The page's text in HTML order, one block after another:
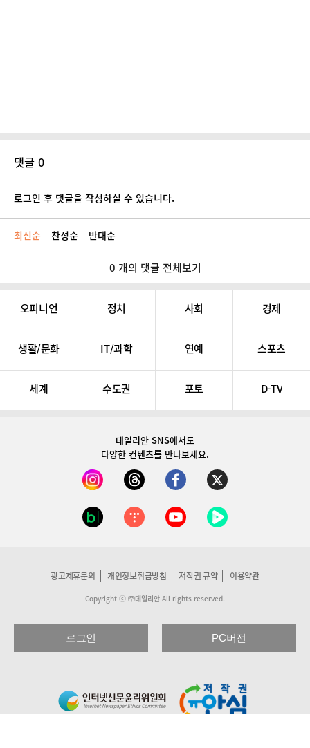
댓글 0
로그인 후 댓글을 작성하실 수 있습니다.
최신순 찬성순 반대순
0 개의 댓글 전체보기
오피니언 정치 사회 경제
생활/문화 IT/과학 연예 스포츠
세계 수도권 포토 D-TV
데일리안 SNS에서도
다양한 컨텐츠를 만나보세요.
광고제휴문의 개인정보취급방침 저작권 규약 이용약관
Copyright ⓒ ㈜데일리안 All rights reserved.
로그인 PC버전